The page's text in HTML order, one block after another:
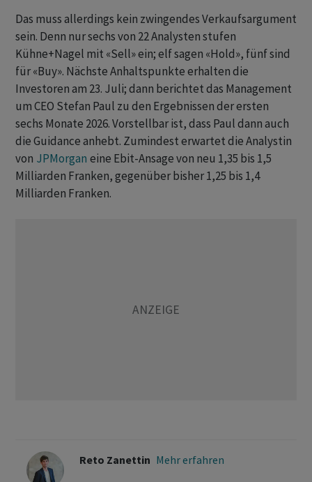
Das muss allerdings kein zwingendes Verkaufsargument
sein. Denn nur sechs von 22 Analysten stufen
Kühne+Nagel mit «Sell» ein; elf sagen «Hold», fünf sind
für «Buy». Nächste Anhaltspunkte erhalten die
Investoren am 23. Juli; dann berichtet das Management
um CEO Stefan Paul zu den Ergebnissen der ersten
sechs Monate 2026. Vorstellbar ist, dass Paul dann auch
die Guidance anhebt. Zumindest erwartet die Analystin
von JPMorgan eine Ebit-Ansage von neu 1,35 bis 1,5
Milliarden Franken, gegenüber bisher 1,25 bis 1,4
Milliarden Franken.
Reto Zanettin Mehr erfahren